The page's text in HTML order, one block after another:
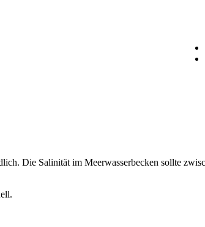
Die Salinität im Meerwasserbecken sollte